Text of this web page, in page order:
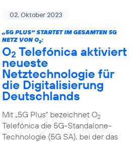
02. Oktober 2023
„5G PLUS“ STARTET IM GESAMTEN 5G
NETZ VON O2:
O2 Telefónica aktiviert
neueste
Netztechnologie für
die Digitalisierung
Deutschlands
Mit „5G Plus“ bezeichnet O2
Telefónica die 5G-Standalone-
Technologie (5G SA), bei der das